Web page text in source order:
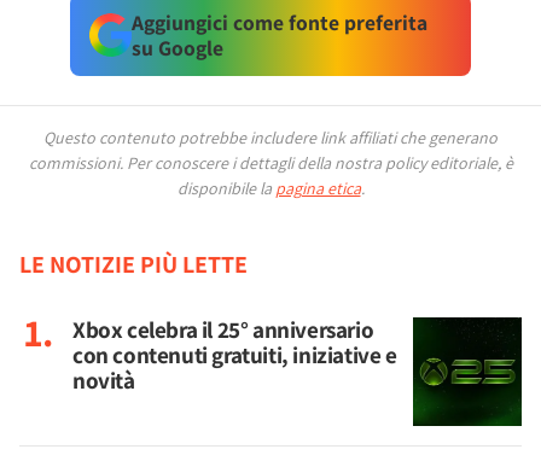
Aggiungici come fonte preferita
su Google
Questo contenuto potrebbe includere link affiliati che generano
commissioni. Per conoscere i dettagli della nostra policy editoriale, è
disponibile la pagina etica.
LE NOTIZIE PIÙ LETTE
Xbox celebra il 25° anniversario
con contenuti gratuiti, iniziative e
novità